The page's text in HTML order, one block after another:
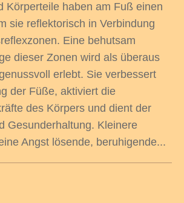
Körperteile haben am Fuß einen
sie reflektorisch in Verbindung
Eine behutsam
dieser Zonen wird als überaus
erlebt. Sie verbessert
der Füße, aktiviert die
des Körpers und dient der
Gesunderhaltung. Kleinere
Angst lösende, beruhigende...